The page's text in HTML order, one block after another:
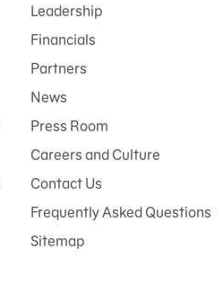
Leadership
Financials
Partners
News
Press Room
Careers and Culture
Contact Us
Frequently Asked Questions
Sitemap